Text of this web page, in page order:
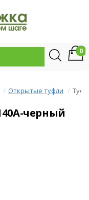
0
Открытые туфли
черный